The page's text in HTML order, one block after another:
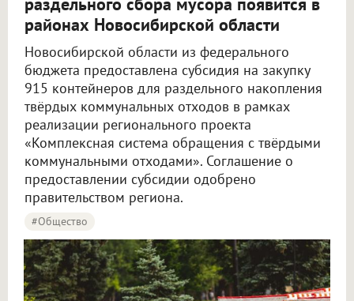
районах Новосибирской области
Новосибирской области из федерального
бюджета предоставлена субсидия на закупку
915 контейнеров для раздельного накопления
твёрдых коммунальных отходов в рамках
реализации регионального проекта
«Комплексная система обращения с твёрдыми
коммунальными отходами». Соглашение о
предоставлении субсидии одобрено
правительством региона.
#Общество